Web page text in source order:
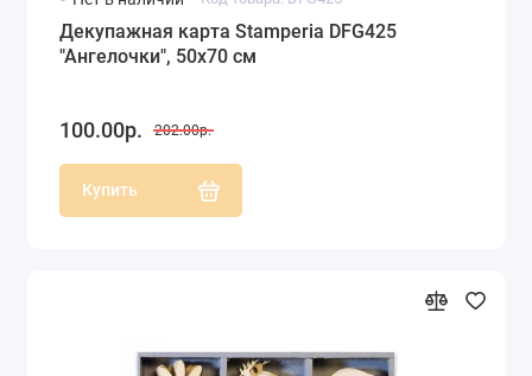
Декупажная карта Stamperia DFG425
"Ангелочки", 50х70 см
100.00р. 202.00р.
Купить